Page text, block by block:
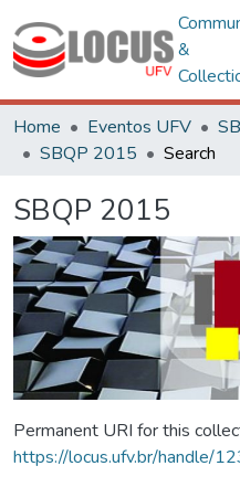
&
Home Eventos UFV
SBQP 2015
Search
SBQP 2015
Permanent URI for this
https://locus.ufv.br/handle/